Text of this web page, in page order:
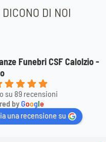
DICONO DI NOI
Funebri CSF Calolzio -
su 89 recensioni
byGoogle
una recensione su